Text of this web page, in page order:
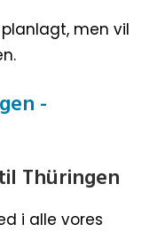
men vil
Thüringen
i alle vores